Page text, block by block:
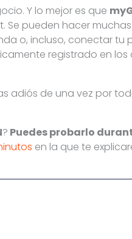
Y lo mejor es que
pueden hacer
o, incluso, conectar tu
registrado en
adiós de una vez por
? Puedes probarlo
en la que te